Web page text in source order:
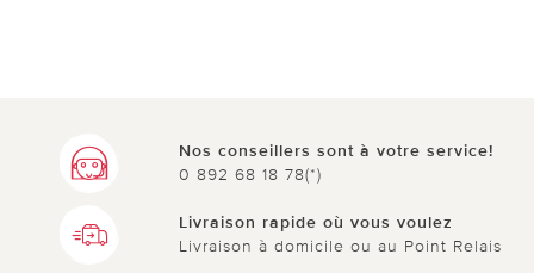
Nos conseillers sont à votre service!
0 892 68 18 78(*)
Livraison rapide où vous voulez
Livraison à domicile ou au Point Relais